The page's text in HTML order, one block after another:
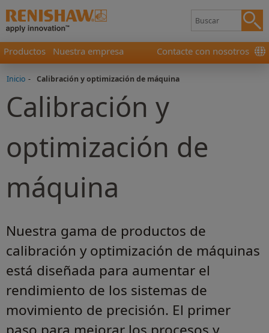
Productos Nuestra empresa Contacte con nosotros
Inicio - Calibración y optimización de máquina
Calibración y
optimización de
máquina
Nuestra gama de productos de
calibración y optimización de máquinas
está diseñada para aumentar el
rendimiento de los sistemas de
movimiento de precisión. El primer